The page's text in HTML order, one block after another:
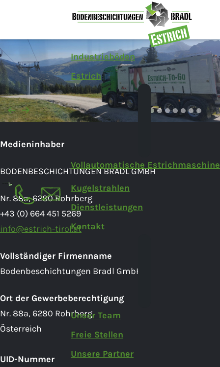
Industrieböden
Estrich
Vollautomatische Estrichmaschine
Kugelstrahlen
Dienstleistungen
Kontakt
Unser Team
Freie Stellen
Unsere Partner
Medieninhaber
BODENBESCHICHTUNGEN BRADL GMBH
Nr. 88a, 6280 Rohrberg
+43 (0) 664 451 5269
info@estrich-tirol.at
Vollständiger Firmenname
Bodenbeschichtungen Bradl GmbH
Ort der Gewerbeberechtigung
Nr. 88a, 6280 Rohrberg
Österreich
UID-Nummer